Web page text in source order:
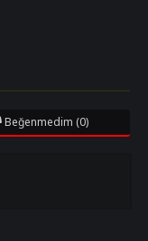
Beğenmedim (0)